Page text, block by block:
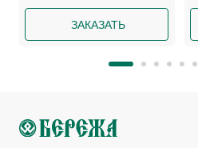
ЗАКАЗАТЬ